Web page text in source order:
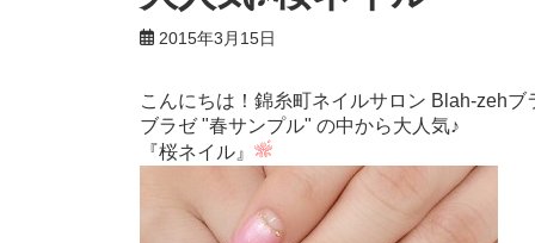
2015年3月15日
こんにちは！錦糸町ネイルサロン Blah-zehブ
ブラゼ "春サンプル" の中から大人気♪
『桜ネイル』